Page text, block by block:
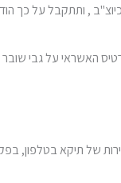
, ותתקבל על כך
של תיקא בטלפון,